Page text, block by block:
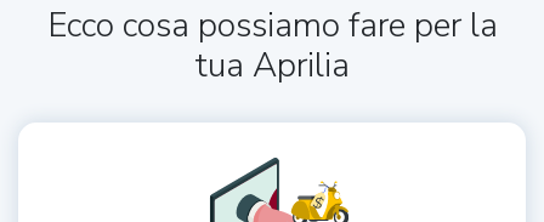
Ecco cosa possiamo fare per la
tua Aprilia